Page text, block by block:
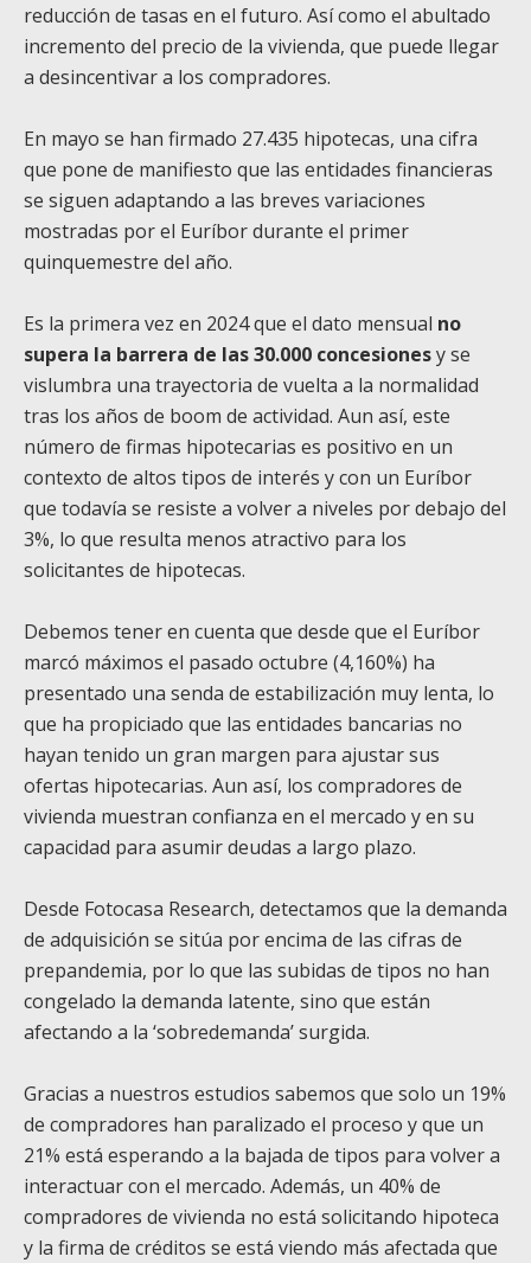
reducción de tasas en el futuro. Así como el abultado
incremento del precio de la vivienda, que puede llegar
a desincentivar a los compradores.
En mayo se han firmado 27.435 hipotecas, una cifra
que pone de manifiesto que las entidades financieras
se siguen adaptando a las breves variaciones
mostradas por el Euríbor durante el primer
quinquemestre del año.
Es la primera vez en 2024 que el dato mensual no
supera la barrera de las 30.000 concesionesy se
vislumbra una trayectoria de vuelta a la normalidad
tras los años de boom de actividad. Aun así, este
número de firmas hipotecarias es positivo en un
contexto de altos tipos de interés y con un Euríbor
que todavía se resiste a volver a niveles por debajo del
3%, lo que resulta menos atractivo para los
solicitantes de hipotecas.
Debemos tener en cuenta que desde que el Euríbor
marcó máximos el pasado octubre (4,160%) ha
presentado una senda de estabilización muy lenta, lo
que ha propiciado que las entidades bancarias no
hayan tenido un gran margen para ajustar sus
ofertas hipotecarias. Aun así, los compradores de
vivienda muestran confianza en el mercado y en su
capacidad para asumir deudas a largo plazo.
Desde Fotocasa Research, detectamos que la demanda
de adquisición se sitúa por encima de las cifras de
prepandemia, por lo que las subidas de tipos no han
congelado la demanda latente, sino que están
afectando a la ‘sobredemanda’ surgida.
Gracias a nuestros estudios sabemos que solo un 19%
de compradores han paralizado el proceso y que un
21% está esperando a la bajada de tipos para volver a
interactuar con el mercado. Además, un 40% de
compradores de vivienda no está solicitando hipoteca
y la firma de créditos se está viendo más afectada que